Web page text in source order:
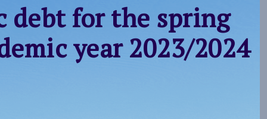
debt for the spring
year 2023/2024